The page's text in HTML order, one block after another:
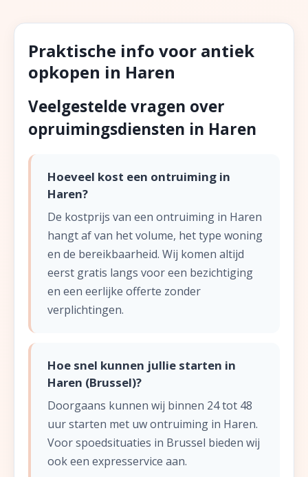
Praktische info voor antiek
opkopen in Haren
Veelgestelde vragen over
opruimingsdiensten in Haren
Hoeveel kost een ontruiming in
Haren?
De kostprijs van een ontruiming in Haren
hangt af van het volume, het type woning
en de bereikbaarheid. Wij komen altijd
eerst gratis langs voor een bezichtiging
en een eerlijke offerte zonder
verplichtingen.
Hoe snel kunnen jullie starten in
Haren (Brussel)?
Doorgaans kunnen wij binnen 24 tot 48
uur starten met uw ontruiming in Haren.
Voor spoedsituaties in Brussel bieden wij
ook een expresservice aan.